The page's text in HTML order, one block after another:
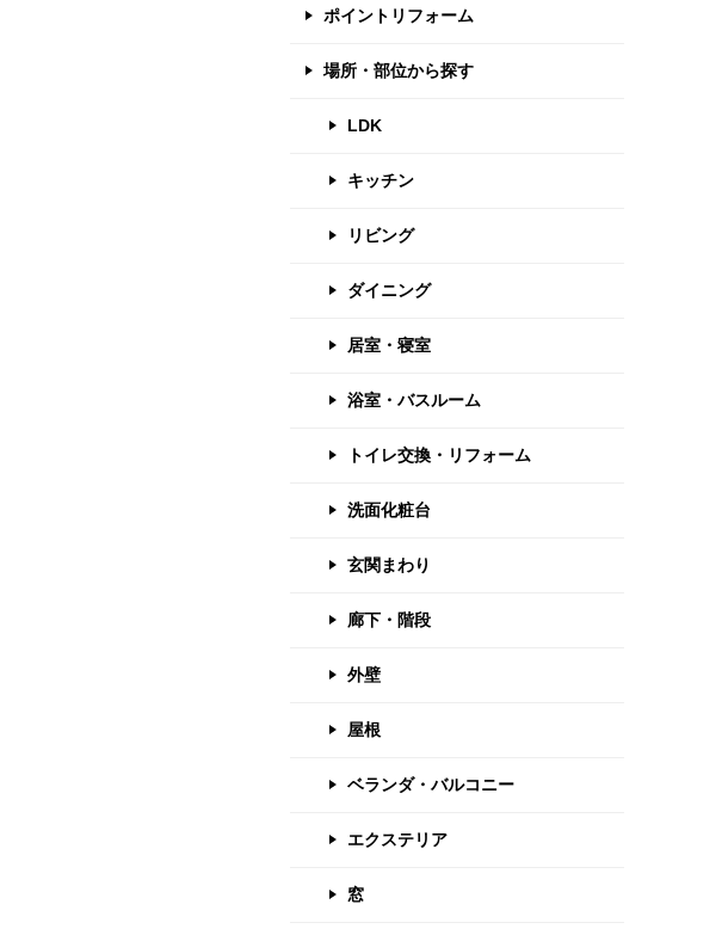
ポイントリフォーム
場所・部位から探す
LDK
キッチン
リビング
ダイニング
居室・寝室
浴室・バスルーム
トイレ交換・リフォーム
洗面化粧台
玄関まわり
廊下・階段
外壁
屋根
ベランダ・バルコニー
エクステリア
窓